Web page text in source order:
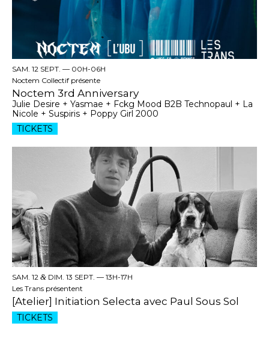
SAM. 12 SEPT. — 00H-06H
Noctem Collectif présente
Noctem 3rd Anniversary
Julie Desire + Yasmae + Fckg Mood B2B Technopaul + La
Nicole + Suspiris + Poppy Girl 2000
TICKETS
SAM. 12 & DIM. 13 SEPT. — 13H-17H
Les Trans présentent
[Atelier] Initiation Selecta avec Paul Sous Sol
TICKETS